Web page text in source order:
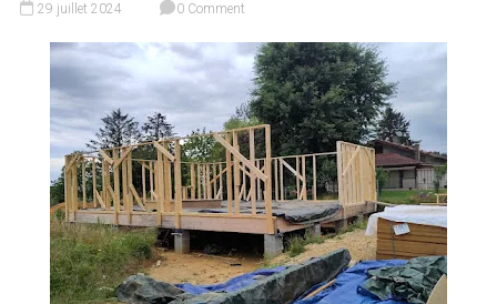
29 juillet 2024 0 Comment